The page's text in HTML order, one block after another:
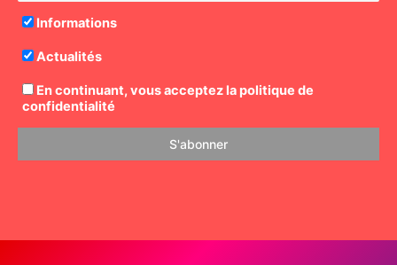
Informations
Actualités
En continuant, vous acceptez la politique de
confidentialité